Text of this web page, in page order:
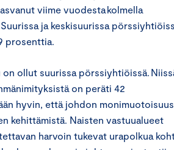
viime vuodesta kolmella
ja keskisuurissa
prosenttia.
ollut suurissa pörssiyhtiöissä.
on peräti 42
hyvin, että johdon
kehittämistä. Naisten vastuualueet
harvoin tukevat urapolkua